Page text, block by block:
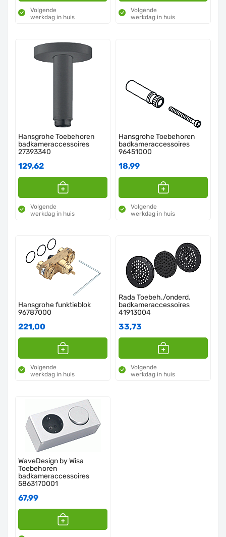
Volgende
werkdag in huis
Volgende
werkdag in huis
Hansgrohe Toebehoren
badkameraccessoires
27393340
129,62
Volgende
werkdag in huis
Hansgrohe Toebehoren
badkameraccessoires
96451000
18,99
Volgende
werkdag in huis
Hansgrohe funktieblok
96787000
221,00
Volgende
werkdag in huis
Rada Toebeh./onderd.
badkameraccessoires
41913004
33,73
Volgende
werkdag in huis
WaveDesign by Wisa
Toebehoren
badkameraccessoires
5863170001
67,99